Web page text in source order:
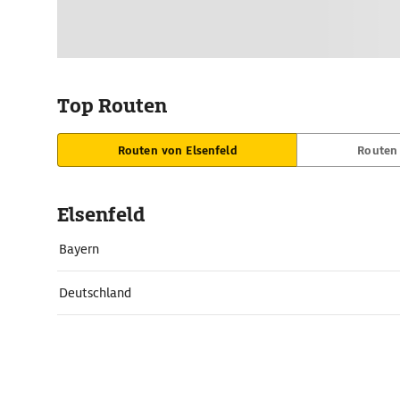
Top Routen
Routen von Elsenfeld
Elsenfeld
Bayern
Deutschland